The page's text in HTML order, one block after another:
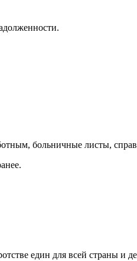
больничные листы,
един для всей страны и